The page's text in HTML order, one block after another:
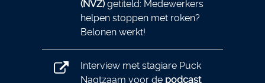
(NVZ)getiteld: Medewerkers
helpen stoppen met roken?
Belonen werkt!
Interview met stagiare Puck
Nagtzaam voor de podcast